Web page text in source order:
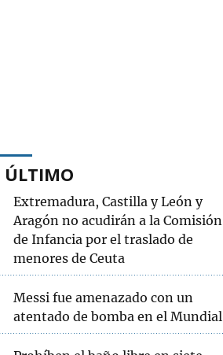
ÚLTIMO
Extremadura, Castilla y León y
Aragón no acudirán a la Comisión
de Infancia por el traslado de
menores de Ceuta
Messi fue amenazado con un
atentado de bomba en el Mundial